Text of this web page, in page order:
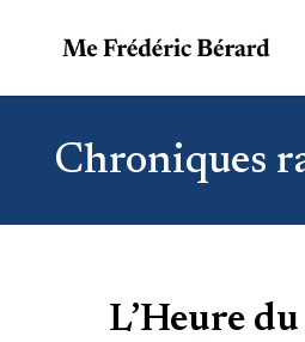
Chroniques
L’Heure